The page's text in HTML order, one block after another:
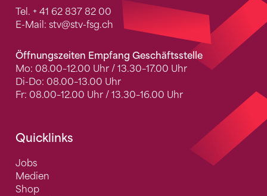
Tel. + 41 62 837 82 00
E-Mail: stv@stv-fsg.ch
Öffnungszeiten Empfang Geschäftsstelle
Mo: 08.00–12.00 Uhr / 13.30–17.00 Uhr
Di-Do: 08.00–13.00 Uhr
Fr: 08.00–12.00 Uhr / 13.30–16.00 Uhr
Quicklinks
Jobs
Medien
Shop